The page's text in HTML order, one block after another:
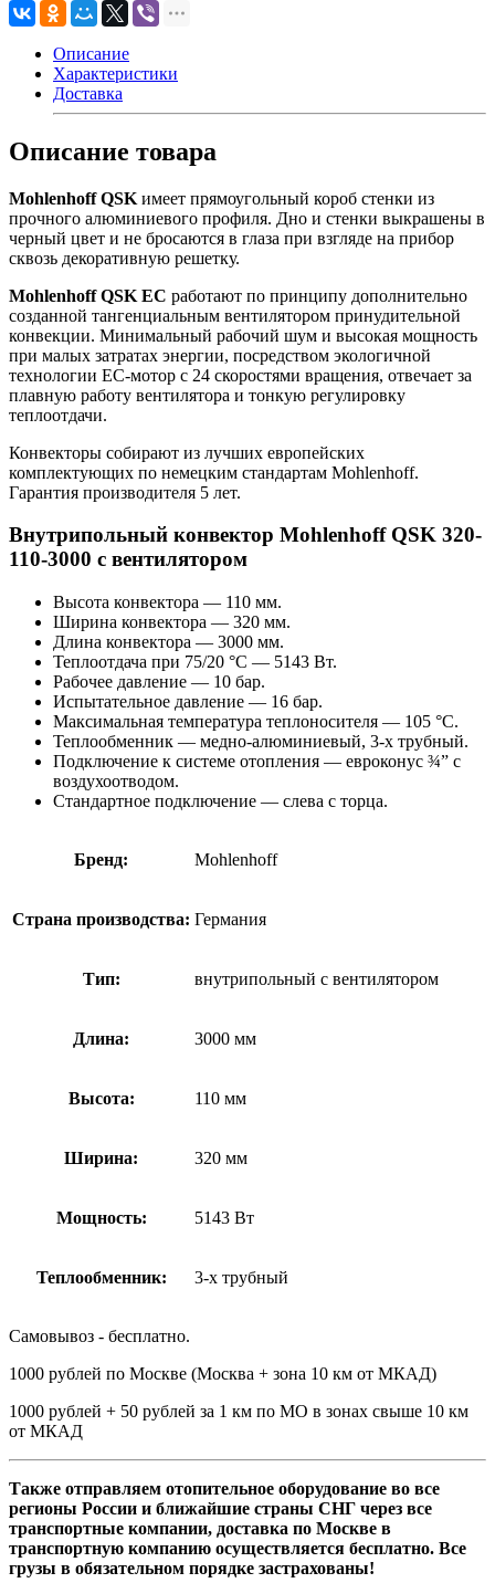
Описание
Характеристики
Доставка
Описание товара
Mohlenhoff QSK имеет прямоугольный короб стенки из
прочного алюминиевого профиля. Дно и стенки выкрашены в
черный цвет и не бросаются в глаза при взгляде на прибор
сквозь декоративную решетку.
Mohlenhoff QSK ЕС работают по принципу дополнительно
созданной тангенциальным вентилятором принудительной
конвекции. Минимальный рабочий шум и высокая мощность
при малых затратах энергии, посредством экологичной
технологии EC-мотор с 24 скоростями вращения, отвечает за
плавную работу вентилятора и тонкую регулировку
теплоотдачи.
Конвекторы собирают из лучших европейских
комплектующих по немецким стандартам Mohlenhoff.
Гарантия производителя 5 лет.
Внутрипольный конвектор Mohlenhoff QSK 320-
110-3000 с вентилятором
Высота конвектора — 110 мм.
Ширина конвектора — 320 мм.
Длина конвектора — 3000 мм.
Теплоотдача при 75/20 °С — 5143 Вт.
Рабочее давление — 10 бар.
Испытательное давление — 16 бар.
Максимальная температура теплоносителя — 105 °С.
Теплообменник — медно-алюминиевый, 3-х трубный.
Подключение к системе отопления — евроконус ¾” с
воздухоотводом.
Стандартное подключение — слева с торца.
Бренд: Mohlenhoff
Страна производства: Германия
Тип: внутрипольный с вентилятором
Длина: 3000 мм
Высота: 110 мм
Ширина: 320 мм
Мощность: 5143 Вт
Теплообменник: 3-х трубный
Самовывоз - бесплатно.
1000 рублей по Москве (Москва + зона 10 км от МКАД)
1000 рублей + 50 рублей за 1 км по МО в зонах свыше 10 км
от МКАД
Также отправляем отопительное оборудование во все
регионы России и ближайшие страны СНГ через все
транспортные компании, доставка по Москве в
транспортную компанию осуществляется бесплатно. Все
грузы в обязательном порядке застрахованы!